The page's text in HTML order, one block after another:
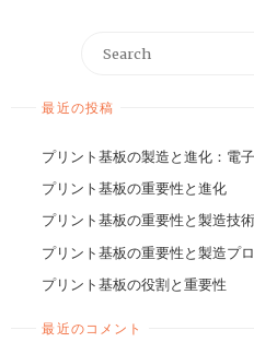
最近の投稿
プリント基板の製造と進化：電
プリント基板の重要性と進化
プリント基板の重要性と製造技術
プリント基板の重要性と製造プ
プリント基板の役割と重要性
最近のコメント